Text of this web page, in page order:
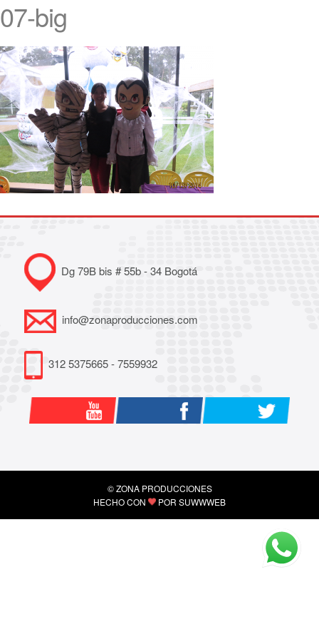
07-big
Dg 79B bis # 55b - 34 Bogotá
info@zonaproducciones.com
312 5375665 - 7559932
© ZONA PRODUCCIONES
HECHO CON
POR SUWWWEB